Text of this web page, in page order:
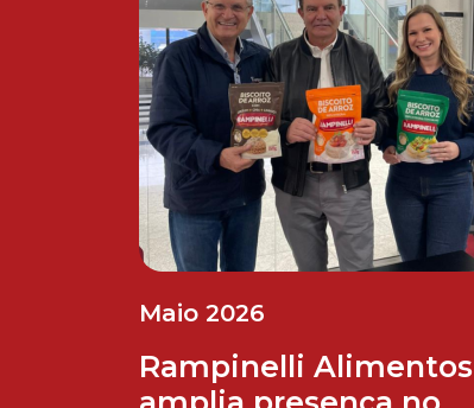
Maio 2026
Rampinelli Alimentos